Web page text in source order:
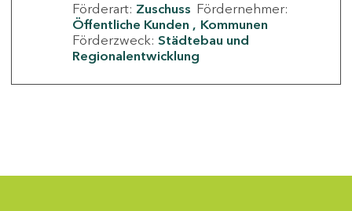
Förderart: Zuschuss Fördernehmer:
Öffentliche Kunden
Kommunen
Förderzweck: Städtebau und
Regionalentwicklung